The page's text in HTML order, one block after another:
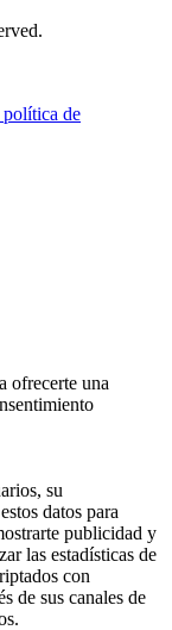
política de
ofrecerte una
su
datos para
publicidad y
las estadísticas de
con
de sus canales de